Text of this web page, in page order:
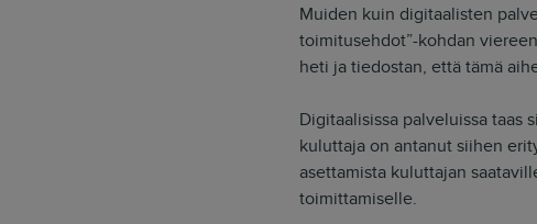
Muiden kuin digitaalisten
toimitusehdot”-kohdan
heti ja tiedostan, että tämä
Digitaalisissa palveluissa
kuluttaja on antanut siihen
asettamista kuluttajan
toimittamiselle.